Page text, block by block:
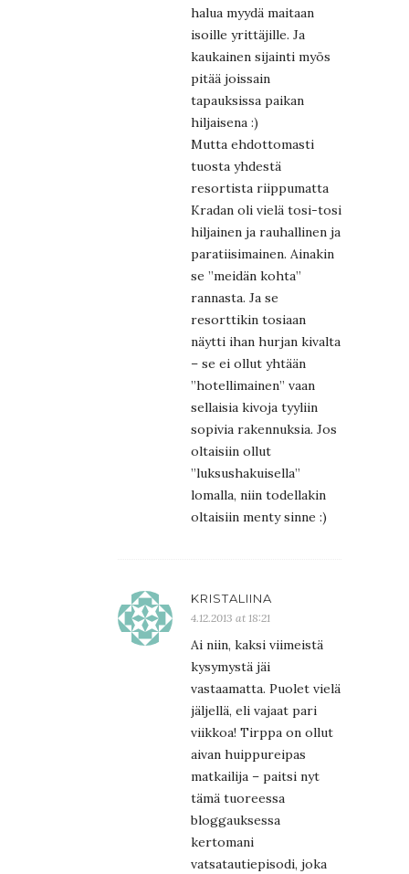
halua myydä maitaan
isoille yrittäjille. Ja
kaukainen sijainti myös
pitää joissain
tapauksissa paikan
hiljaisena :)
Mutta ehdottomasti
tuosta yhdestä
resortista riippumatta
Kradan oli vielä tosi-tosi
hiljainen ja rauhallinen ja
paratiisimainen. Ainakin
se ”meidän kohta”
rannasta. Ja se
resorttikin tosiaan
näytti ihan hurjan kivalta
– se ei ollut yhtään
”hotellimainen” vaan
sellaisia kivoja tyyliin
sopivia rakennuksia. Jos
oltaisiin ollut
”luksushakuisella”
lomalla, niin todellakin
oltaisiin menty sinne :)
KRISTALIINA
4.12.2013 at 18:21
Ai niin, kaksi viimeistä
kysymystä jäi
vastaamatta. Puolet vielä
jäljellä, eli vajaat pari
viikkoa! Tirppa on ollut
aivan huippureipas
matkailija – paitsi nyt
tämä tuoreessa
bloggauksessa
kertomani
vatsatautiepisodi, joka